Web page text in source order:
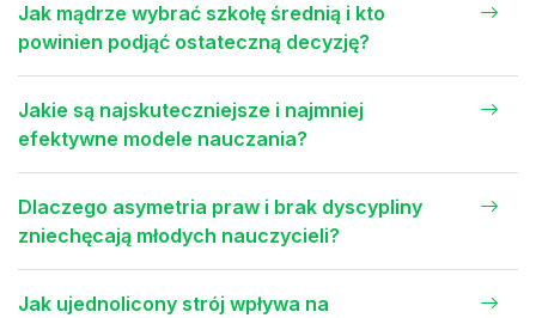
Jak mądrze wybrać szkołę średnią i kto
powinien podjąć ostateczną decyzję?
Jakie są najskuteczniejsze i najmniej
efektywne modele nauczania?
Dlaczego asymetria praw i brak dyscypliny
zniechęcają młodych nauczycieli?
Jak ujednolicony strój wpływa na